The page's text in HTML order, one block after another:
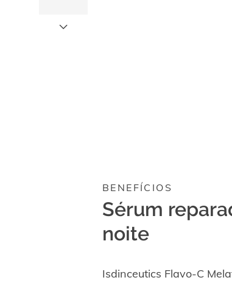
correspondente.
BENEFÍCIOS
Sérum
noite
Isdinceutics Flavo-C